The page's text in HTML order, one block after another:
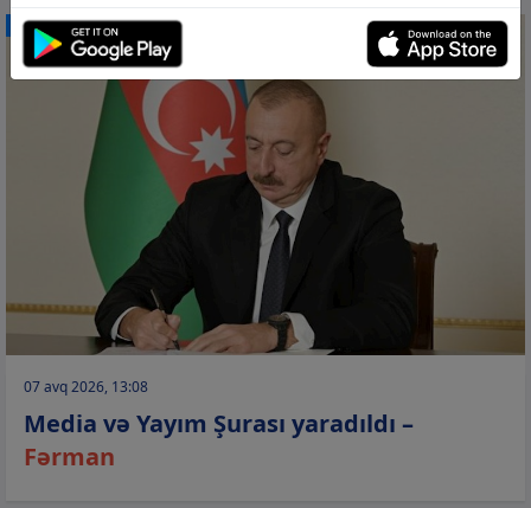
CƏMİYYƏT
07 avq 2026, 13:08
Media və Yayım Şurası yaradıldı –
Fərman